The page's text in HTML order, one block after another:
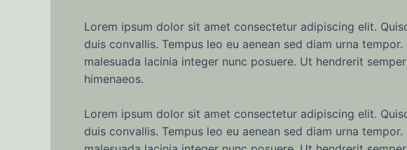
Lorem ipsum dolor sit amet consectetur adipiscing elit.
duis convallis. Tempus leo eu aenean sed diam urna
malesuada lacinia integer nunc posuere. Ut hendrerit
himenaeos.
Lorem ipsum dolor sit amet consectetur adipiscing elit.
duis convallis. Tempus leo eu aenean sed diam urna